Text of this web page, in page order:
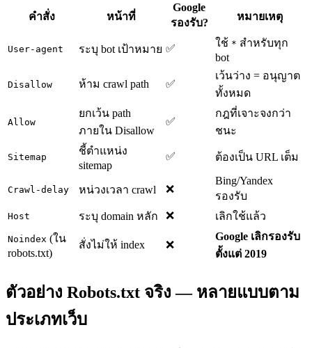
คำสั่ง หน้าที่
Google
รองรับ?
หมายเหตุ
User-agent ระบุ bot เป้าหมาย ✅ ใช้ * สำหรับทุก
bot
Disallow ห้าม crawl path ✅
เว้นว่าง = อนุญาต
ทั้งหมด
Allow
ยกเว้น path
ภายใน Disallow
✅
กฎที่เจาะจงกว่า
ชนะ
Sitemap
ชี้ตำแหน่ง
sitemap
✅ ต้องเป็น URL เต็ม
Crawl-delay หน่วงเวลา crawl ❌
Bing/Yandex
รองรับ
Host ระบุ domain หลัก ❌ เลิกใช้แล้ว
Noindex (ใน
robots.txt)
สั่งไม่ให้ index ❌
Google เลิกรองรับ
ตั้งแต่ 2019
ตัวอย่าง Robots.txt จริง — หลายแบบตาม
ประเภทเว็บ